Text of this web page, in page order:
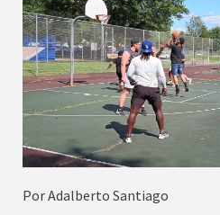
Por Adalberto Santiago